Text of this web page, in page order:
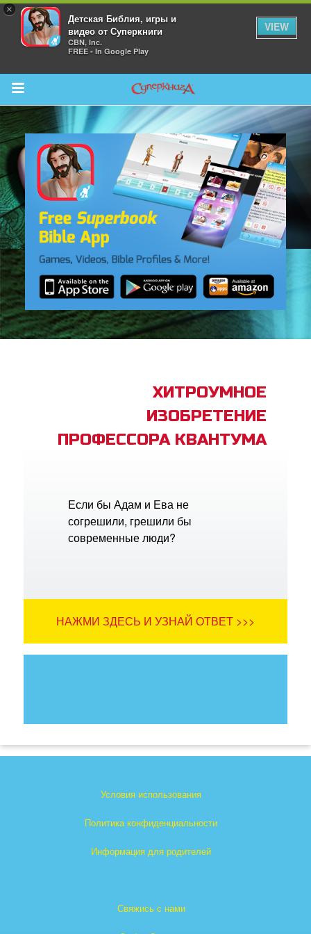
×
Детская Библия, игры и
видео от Суперкниги
CBN, Inc.
FREE - In Google Play
VIEW
Return to Content
Bible App
ХИТРОУМНОЕ
ИЗОБРЕТЕНИЕ
ПРОФЕССОРА КВАНТУМА
Если бы Адам и Ева не
согрешили, грешили бы
современные люди?
НАЖМИ ЗДЕСЬ И УЗНАЙ ОТВЕТ >>>
Условия использования
Политика конфиденциальности
Информация для родителей
Свяжись с нами